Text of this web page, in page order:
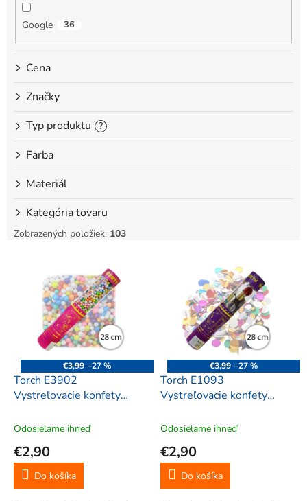
Google 36
Cena
Značky
Typ produktu
?
Farba
Materiál
Kategória tovaru
Zobrazených položiek: 103
d
€3,99 –27 %
Torch E3902
Vystreľovacie konfety
Odosielame ihneď
€2,90
Do košíka
€3,99 –27 %
Torch E1093
Vystreľovacie konfety
GUĽÔČKY 28 cm
Odosielame ihneď
€2,90
Do košíka